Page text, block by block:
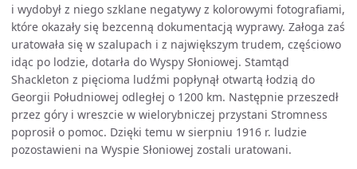
i wydobył z niego szklane negatywy z kolorowymi fotografiami,
które okazały się bezcenną dokumentacją wyprawy. Załoga zaś
uratowała się w szalupach i z największym trudem, częściowo
idąc po lodzie, dotarła do Wyspy Słoniowej. Stamtąd
Shackleton z pięcioma ludźmi popłynął otwartą łodzią do
Georgii Południowej odległej o 1200 km. Następnie przeszedł
przez góry i wreszcie w wielorybniczej przystani Stromness
poprosił o pomoc. Dzięki temu w sierpniu 1916 r. ludzie
pozostawieni na Wyspie Słoniowej zostali uratowani.